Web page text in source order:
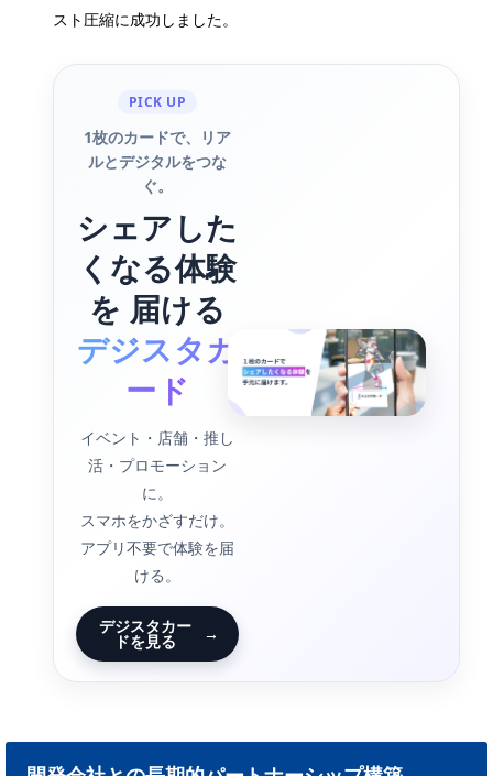
スト圧縮に成功しました。
PICK UP
1枚のカードで、リア
ルとデジタルをつな
ぐ。
シェアした
くなる体験
を 届ける
デジスタカ
ード
イベント・店舗・推し
活・プロモーション
に。
スマホをかざすだけ。
アプリ不要で体験を届
ける。
デジスタカー
ドを見る →